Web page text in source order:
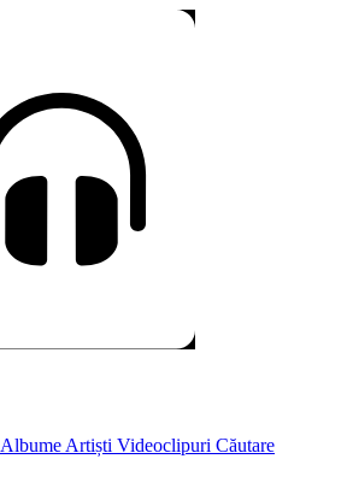
Albume Artiști Videoclipuri Căutare